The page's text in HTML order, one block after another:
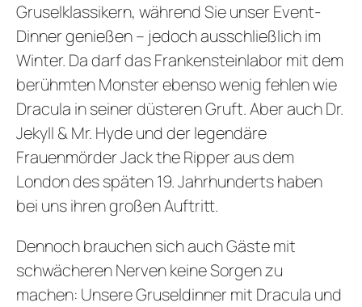
Gruselklassikern, während Sie unser Event-
Dinner genießen – jedoch ausschließlich im
Winter. Da darf das Frankensteinlabor mit dem
berühmten Monster ebenso wenig fehlen wie
Dracula in seiner düsteren Gruft. Aber auch Dr.
Jekyll & Mr. Hyde und der legendäre
Frauenmörder Jack the Ripper aus dem
London des späten 19. Jahrhunderts haben
bei uns ihren großen Auftritt.
Dennoch brauchen sich auch Gäste mit
schwächeren Nerven keine Sorgen zu
machen: Unsere Gruseldinner mit Dracula und